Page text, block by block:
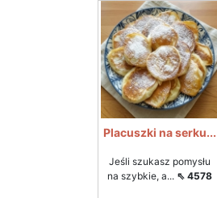
Placuszki na serku...
Jeśli szukasz pomysłu
na szybkie, a... ⇖ 4578